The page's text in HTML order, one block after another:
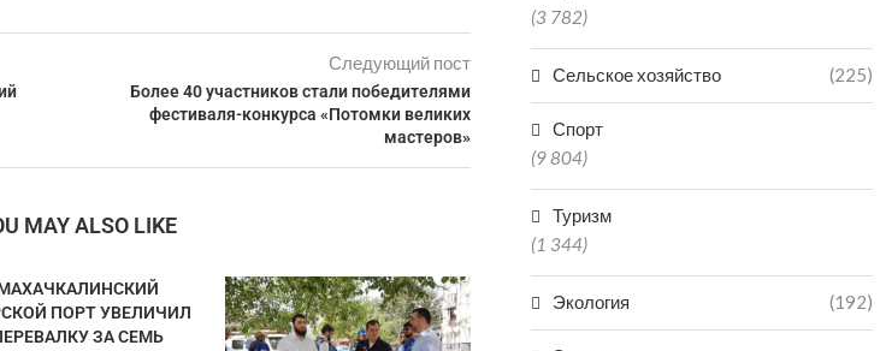
Следующий пост
Более 40 участников стали победителями
фестиваля-конкурса «Потомки великих
мастеров»
MAY ALSO LIKE
ПОРТ УВЕЛИЧИЛ
ЗА СЕМЬ
(3 782)
Сельское хозяйство (225)
Спорт
(9 804)
Туризм
(1 344)
Экология (192)